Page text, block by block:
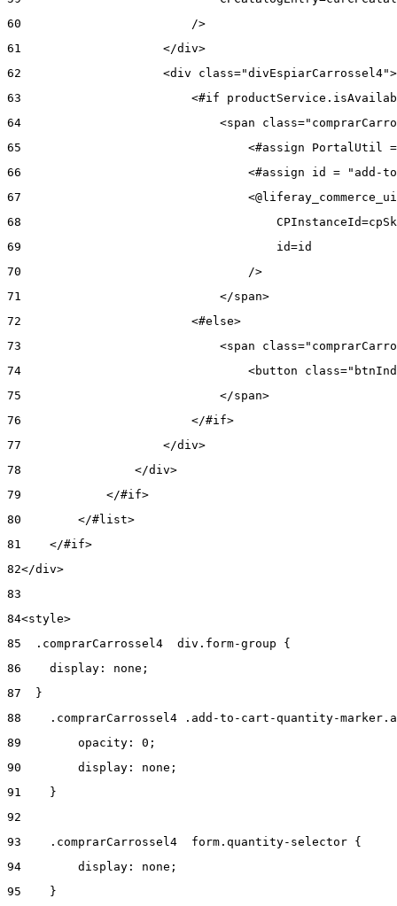
60
                        />
61
                    </div>
62
<div
63
<#if
64
<span
65
<#assign PortalUtil
66
<#assign id = "add-
67
68
69
                                    id=id
70
                                />
71
                            </span>
72
                        <#else>
73
<span
74
<button
75
                            </span>
76
                        </#if>
77
                    </div>
78
                </div>
79
            </#if>
80
        </#list>
81
    </#if>
82</div>
83
84<style>
85
  .comprarCarrossel4  div.form-group {
86
    display: none;
87
  }
88
.comprarCarrossel4 .add-to-cart-quantity-
89
        opacity: 0;
90
        display: none;
91
    }
92
93
    .comprarCarrossel4  form.quantity-selector {
94
        display: none;
95
    }